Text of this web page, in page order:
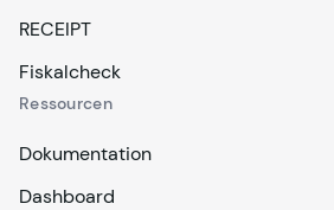
RECEIPT
Fiskalcheck
Ressourcen
Dokumentation
Dashboard